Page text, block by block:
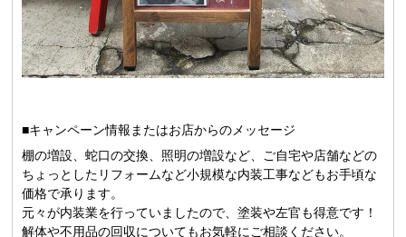
■キャンペーン情報またはお店からのメッセージ
棚の増設、蛇口の交換、照明の増設など、ご自宅や店舗などの
ちょっとしたリフォームなど小規模な内装工事などもお手頃な
価格で承ります。
元々が内装業を行っていましたので、塗装や左官も得意です！
解体や不用品の回収についてもお気軽にご相談ください。